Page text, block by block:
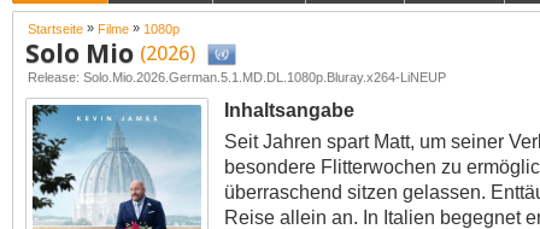
Startseite » Filme » 1080p
Solo Mio (2026)
Release: Solo.Mio.2026.German.5.1.MD.DL.1080p.Bluray.x264-LiNEUP
Inhaltsangabe
Seit Jahren spart Matt, um seiner
besondere Flitterwochen zu
überraschend sitzen gelassen.
Reise allein an. In Italien begegnet